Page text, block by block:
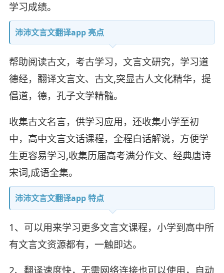
学习成绩。
沛沛文言文翻译app 亮点
帮助阅读古文，考古学习，文言文研究，学习道
德经，翻译文言文、古文,突显古人文化精华，提
倡道，德，孔子文学精髓。
收集古文名言，供学习应用，还收集小学至初
中，高中文言文话课程，全程白话解说，方便学
生更容易学习,收集历届高考满分作文、经典唐诗
宋词,成语全集。
沛沛文言文翻译app 特点
1、可以用来学习更多文言文课程，小学到高中所
有文言文资源都有，一触即达。